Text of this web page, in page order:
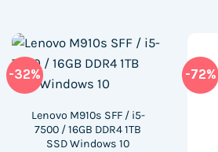
-32%
Lenovo M910s SFF / i5-
7500 / 16GB DDR4 1TB
SSD Windows 10
-72%